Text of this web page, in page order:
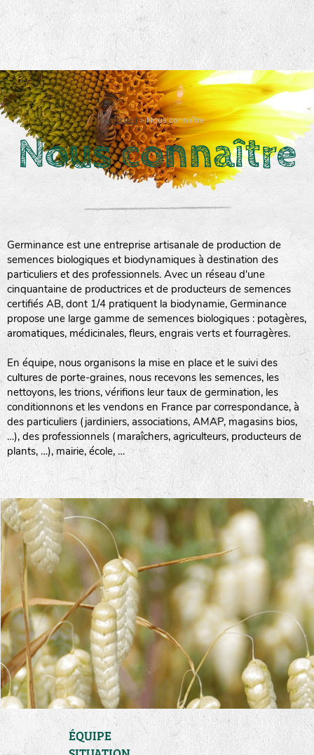
Accueil>Nous connaître
Nous connaître
Germinance est une entreprise artisanale de production de
semences biologiques et biodynamiques à destination des
particuliers et des professionnels. Avec un réseau d'une
cinquantaine de productrices et de producteurs de semences
certifiés AB, dont 1/4 pratiquent la biodynamie, Germinance
propose une large gamme de semences biologiques : potagères,
aromatiques, médicinales, fleurs, engrais verts et fourragères.
En équipe, nous organisons la mise en place et le suivi des
cultures de porte-graines, nous recevons les semences, les
nettoyons, les trions, vérifions leur taux de germination, les
conditionnons et les vendons en France par correspondance, à
des particuliers (jardiniers, associations, AMAP, magasins bios,
…), des professionnels (maraîchers, agriculteurs, producteurs de
plants, …), mairie, école, …
ÉQUIPE